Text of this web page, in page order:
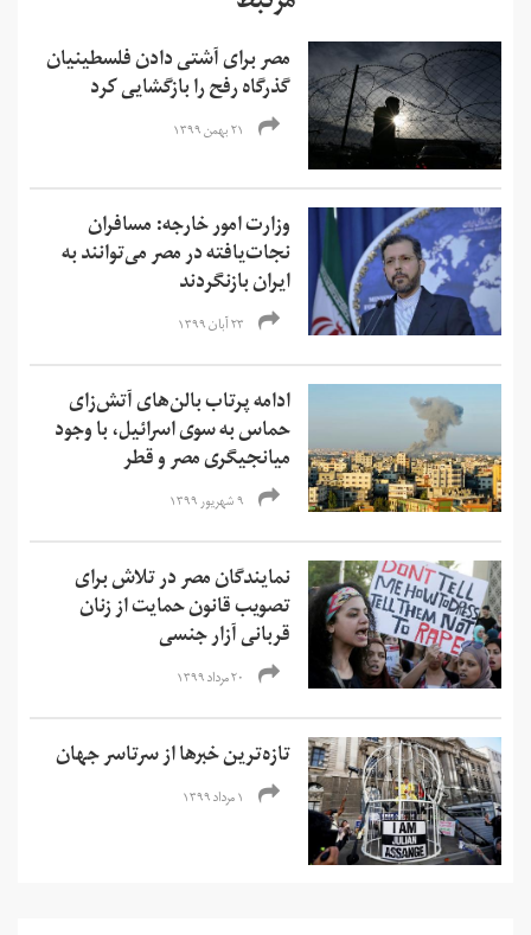
مصر برای آشتی دادن فلسطینیان
گذرگاه رفح را بازگشایی کرد
۲۱ بهمن ۱۳۹۹
وزارت امور خارجه: مسافران
نجات‌یافته در مصر می‌توانند به
ایران بازنگردند
۲۳ آبان ۱۳۹۹
ادامه پرتاب بالن‌های آتش‌زای
حماس به سوی اسرائیل، با وجود
میانجیگری مصر و قطر
۹ شهریور ۱۳۹۹
نمایندگان مصر در تلاش برای
تصویب قانون حمایت از زنان
قربانی آزار جنسی
۲۰ مرداد ۱۳۹۹
تازه‌ترین خبرها از سرتاسر جهان
۱ مرداد ۱۳۹۹